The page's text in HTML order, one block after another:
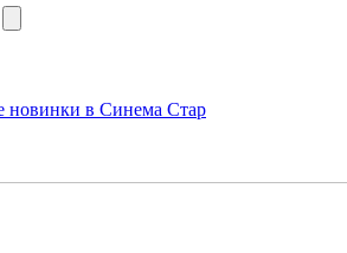
новинки в Синема Стар